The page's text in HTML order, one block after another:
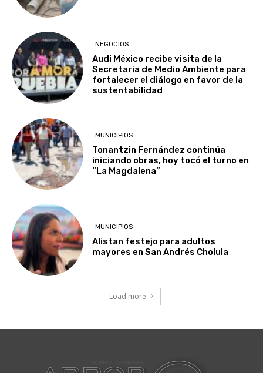
NEGOCIOS
Audi México recibe visita de la
Secretaria de Medio Ambiente para
fortalecer el diálogo en favor de la
sustentabilidad
MUNICIPIOS
Tonantzin Fernández continúa
iniciando obras, hoy tocó el turno en
“La Magdalena”
MUNICIPIOS
Alistan festejo para adultos
mayores en San Andrés Cholula
Load more